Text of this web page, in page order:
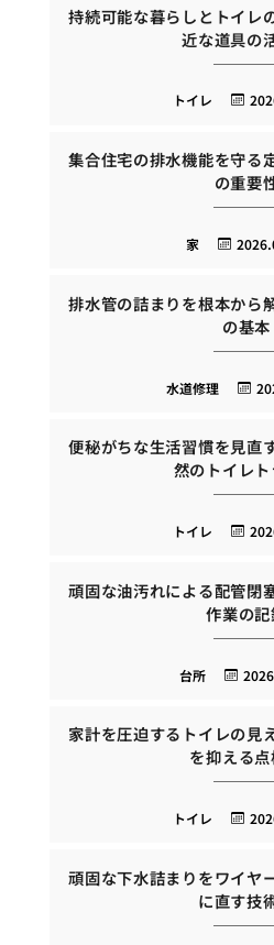
持続可能な暮らしとトイレ
近な道具の
トイレ
集合住宅の排水機能を守る
の重要
家
排水管の詰まりを根本から
の基本
水道修理
便秘がちな生活習慣を見直
然のトイレ
トイレ
頑固な油汚れによる配管閉
作業の
台所
家計を圧迫するトイレの見
を抑える
トイレ
頑固な下水詰まりをワイヤ
に直す技